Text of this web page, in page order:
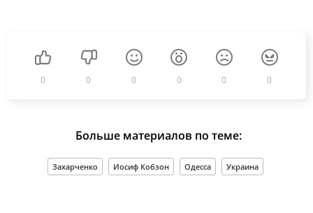
0 0 0 0 0 0
Больше материалов по теме:
Захарченко Иосиф Кобзон Одесса Украина